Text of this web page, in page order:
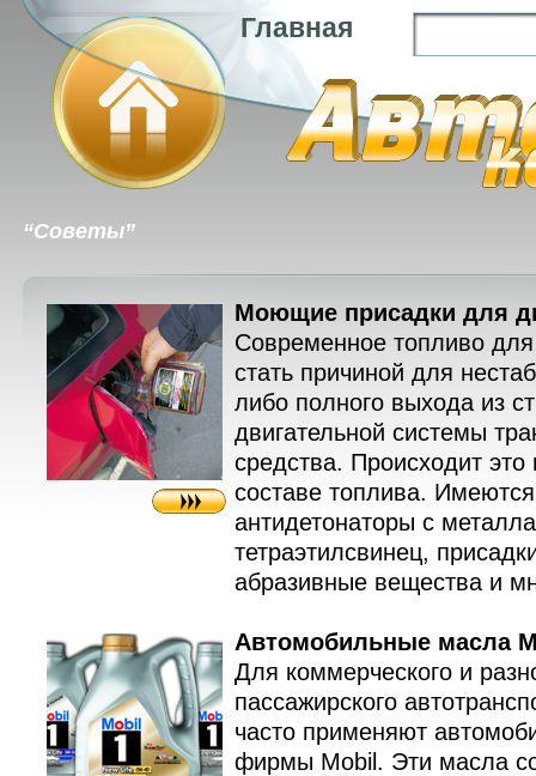
Главная
“Советы”
Моющие присадки для
Современное топливо
стать причиной для
либо полного выхода из
двигательной системы
средства. Происходит это
составе топлива.
антидетонаторы с
тетраэтилсвинец,
абразивные вещества и
Автомобильные масла
Для коммерческого и
пассажирского
часто применяют
фирмы Mobil. Эти масла